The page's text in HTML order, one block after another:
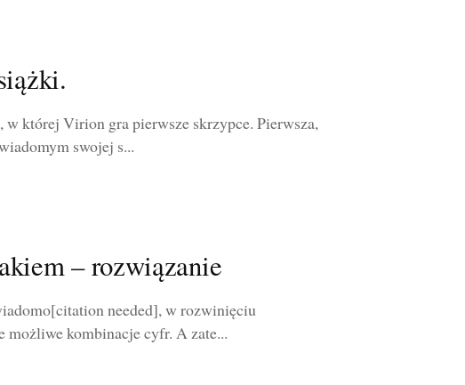
w której Virion gra pierwsze skrzypce. Pierwsza,
swojej s...
– rozwiązanie
needed], w rozwinięciu
możliwe kombinacje cyfr. A zate...